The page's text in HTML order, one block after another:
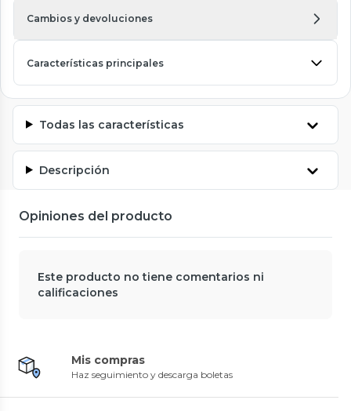
Cambios y devoluciones
Características principales
Todas las características
Descripción
Opiniones del producto
Este producto no tiene comentarios ni
calificaciones
Mis compras
Haz seguimiento y descarga boletas